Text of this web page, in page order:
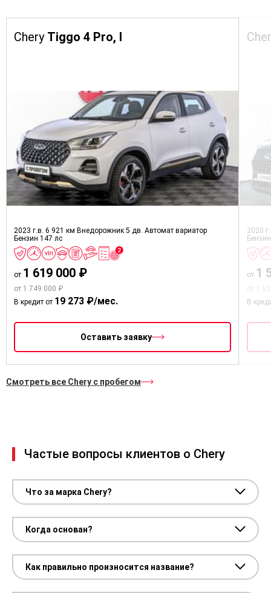
Chery Tiggo 4 Pro, I
2023 г.в. 6 921 км Внедорожник 5 дв. Автомат вариатор
Бензин 147 лс
от 1 619 000 ₽
от 1 749 000 ₽
В кредит от 19 273 ₽/мес.
Оставить заявку
2020
от 1
В
Смотреть все Chery с пробегом
Частые вопросы клиентов о Chery
Что за марка Chery?
Когда основан?
Как правильно произносится название?